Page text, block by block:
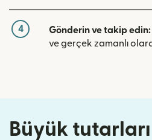
4 Gönderin ve takip edin:
ve gerçek zamanlı
Büyük